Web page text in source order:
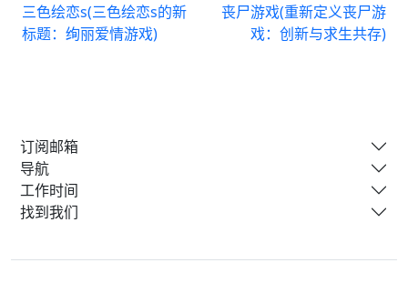
三色绘恋s(三色绘恋s的新
标题：绚丽爱情游戏)
丧尸游戏(重新定义丧尸游
戏：创新与求生共存)
订阅邮箱
导航
工作时间
找到我们